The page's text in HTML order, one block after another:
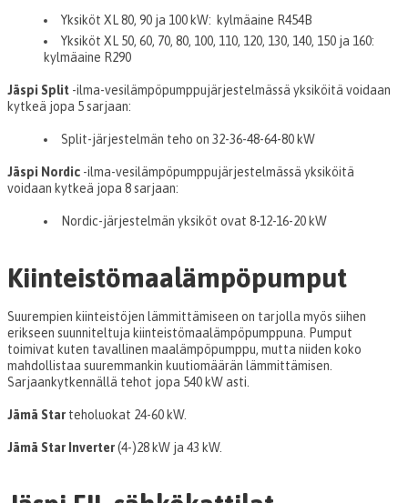
Yksiköt XL 80, 90 ja 100 kW: kylmäaine R454B
Yksiköt XL 50, 60, 70, 80, 100, 110, 120, 130, 140, 150 ja 160:
kylmäaine R290
Jäspi Split -ilma-vesilämpöpumppujärjestelmässä yksiköitä voidaan
kytkeä jopa 5 sarjaan:
Split-järjestelmän teho on 32-36-48-64-80 kW
Jäspi Nordic -ilma-vesilämpöpumppujärjestelmässä yksiköitä
voidaan kytkeä jopa 8 sarjaan:
Nordic-järjestelmän yksiköt ovat 8-12-16-20 kW
Kiinteistömaalämpöpumput
Suurempien kiinteistöjen lämmittämiseen on tarjolla myös siihen
erikseen suunniteltuja kiinteistömaalämpöpumppuna. Pumput
toimivat kuten tavallinen maalämpöpumppu, mutta niiden koko
mahdollistaa suuremmankin kuutiomäärän lämmittämisen.
Sarjaankytkennällä tehot jopa 540 kW asti.
Jämä Star teholuokat 24-60 kW.
Jämä Star Inverter(4-)28 kW ja 43 kW.